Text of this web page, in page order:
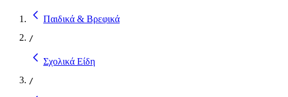
Παιδικά & Βρεφικά
/
Σχολικά Είδη
/